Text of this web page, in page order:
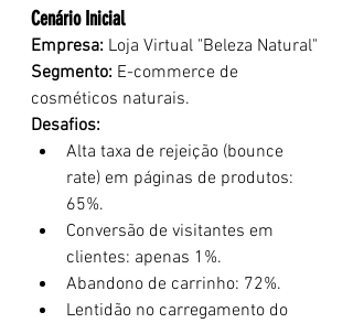
Cenário Inicial
Empresa: Loja Virtual "Beleza Natural"
Segmento: E-commerce de
cosméticos naturais.
Desafios:
Alta taxa de rejeição (bounce
rate) em páginas de produtos:
65%.
Conversão de visitantes em
clientes: apenas 1%.
Abandono de carrinho: 72%.
Lentidão no carregamento do